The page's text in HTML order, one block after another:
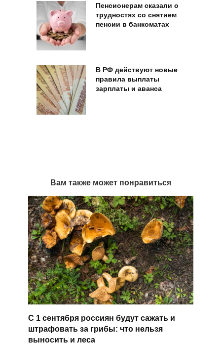
Пенсионерам сказали о
трудностях со снятием
пенсии в банкоматах
В РФ действуют новые
правила выплаты
зарплаты и аванса
Вам также может понравиться
С 1 сентября россиян будут сажать и
штрафовать за грибы: что нельзя
выносить и леса